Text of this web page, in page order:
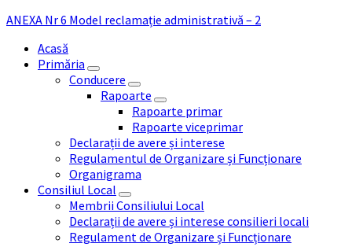
ANEXA Nr 6 Model reclamație administrativă – 2
Acasă
Primăria
Conducere
Rapoarte
Rapoarte primar
Rapoarte viceprimar
Declarații de avere și interese
Regulamentul de Organizare și Funcționare
Organigrama
Consiliul Local
Membrii Consiliului Local
Declarații de avere și interese consilieri locali
Regulament de Organizare și Funcționare